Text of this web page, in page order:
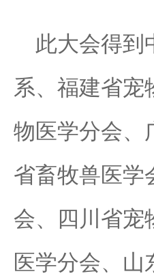
此大会得到
系、福建省宠
物医学分会、
省畜牧兽医学
会、四川省宠
医学分会、